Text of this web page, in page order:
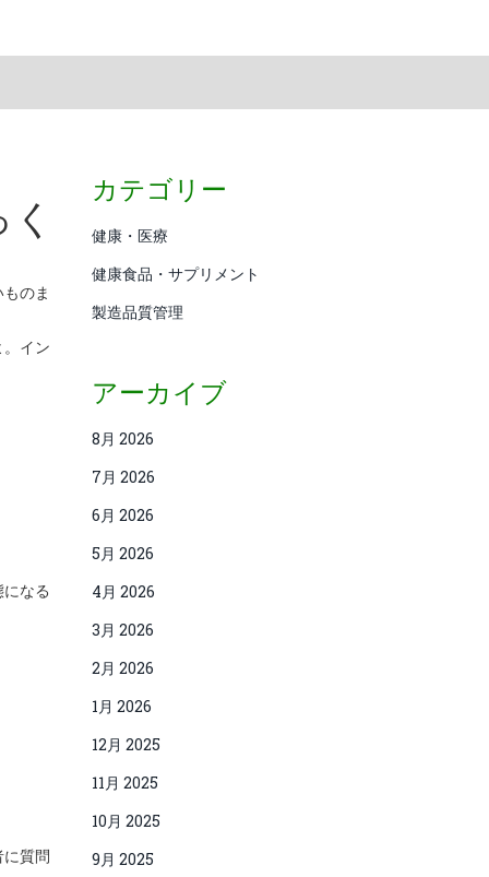
のま
イン
なる
質問
カテゴリー
健康・医療
健康食品・サプリメント
製造品質管理
アーカイブ
8月 2026
7月 2026
6月 2026
5月 2026
4月 2026
3月 2026
2月 2026
1月 2026
12月 2025
11月 2025
10月 2025
9月 2025